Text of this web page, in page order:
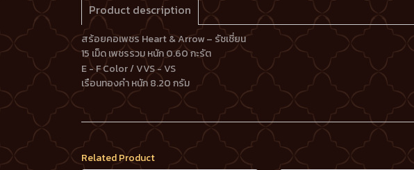
Product description
สร้อยคอเพชร Heart & Arrow – รัชเชี่ยน
15 เม็ดเพชรรวม หนัก 0.60 กะรัต
E - F Color / VVS - VS
เรือนทองคำ หนัก 8.20 กรัม
Related Product